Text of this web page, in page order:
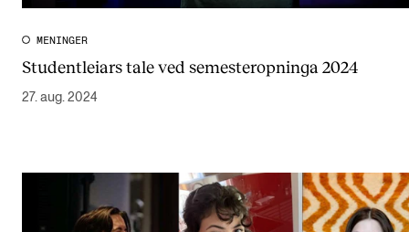
MENINGER
Studentleiars tale ved semesteropninga 2024
27. aug. 2024